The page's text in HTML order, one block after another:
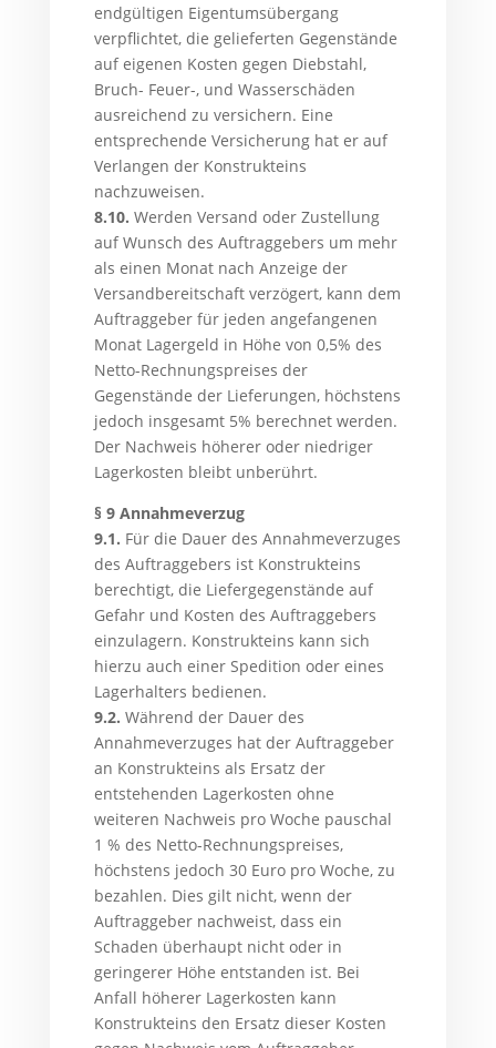
endgültigen Eigentumsübergang
verpflichtet, die gelieferten Gegenstände
auf eigenen Kosten gegen Diebstahl,
Bruch- Feuer-, und Wasserschäden
ausreichend zu versichern. Eine
entsprechende Versicherung hat er auf
Verlangen der Konstrukteins
nachzuweisen.
8.10. Werden Versand oder Zustellung
auf Wunsch des Auftraggebers um mehr
als einen Monat nach Anzeige der
Versandbereitschaft verzögert, kann dem
Auftraggeber für jeden angefangenen
Monat Lagergeld in Höhe von 0,5% des
Netto-Rechnungspreises der
Gegenstände der Lieferungen, höchstens
jedoch insgesamt 5% berechnet werden.
Der Nachweis höherer oder niedriger
Lagerkosten bleibt unberührt.
§ 9 Annahmeverzug
9.1. Für die Dauer des Annahmeverzuges
des Auftraggebers ist Konstrukteins
berechtigt, die Liefergegenstände auf
Gefahr und Kosten des Auftraggebers
einzulagern. Konstrukteins kann sich
hierzu auch einer Spedition oder eines
Lagerhalters bedienen.
9.2. Während der Dauer des
Annahmeverzuges hat der Auftraggeber
an Konstrukteins als Ersatz der
entstehenden Lagerkosten ohne
weiteren Nachweis pro Woche pauschal
1 % des Netto-Rechnungspreises,
höchstens jedoch 30 Euro pro Woche, zu
bezahlen. Dies gilt nicht, wenn der
Auftraggeber nachweist, dass ein
Schaden überhaupt nicht oder in
geringerer Höhe entstanden ist. Bei
Anfall höherer Lagerkosten kann
Konstrukteins den Ersatz dieser Kosten